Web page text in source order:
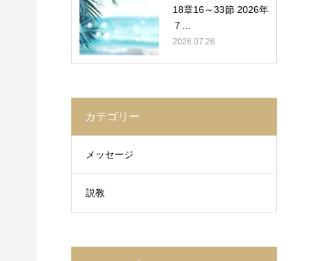
18章16～33節 2026年
７...
2026.07.26
カテゴリー
メッセージ
説教